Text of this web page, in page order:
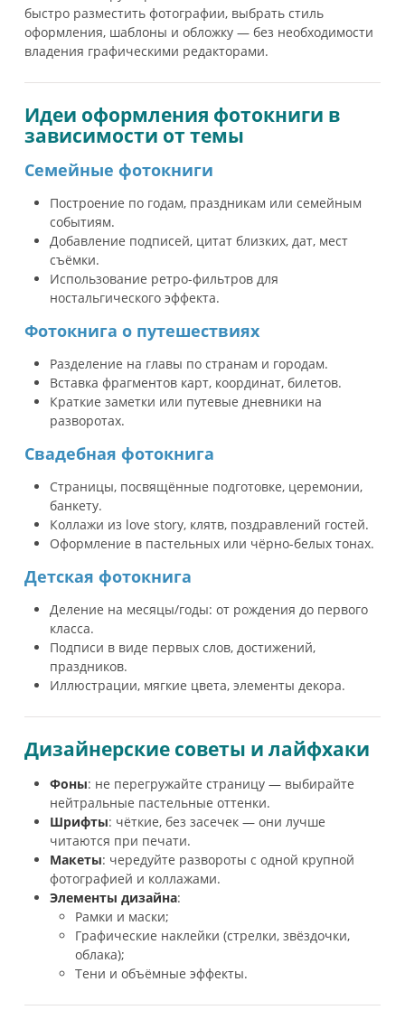
быстро разместить фотографии, выбрать стиль
оформления, шаблоны и обложку — без необходимости
владения графическими редакторами.
Идеи оформления фотокниги в
зависимости от темы
Семейные фотокниги
Построение по годам, праздникам или семейным
событиям.
Добавление подписей, цитат близких, дат, мест
съёмки.
Использование ретро-фильтров для
ностальгического эффекта.
Фотокнига о путешествиях
Разделение на главы по странам и городам.
Вставка фрагментов карт, координат, билетов.
Краткие заметки или путевые дневники на
разворотах.
Свадебная фотокнига
Страницы, посвящённые подготовке, церемонии,
банкету.
Коллажи из love story, клятв, поздравлений гостей.
Оформление в пастельных или чёрно-белых тонах.
Детская фотокнига
Деление на месяцы/годы: от рождения до первого
класса.
Подписи в виде первых слов, достижений,
праздников.
Иллюстрации, мягкие цвета, элементы декора.
Дизайнерские советы и лайфхаки
Фоны: не перегружайте страницу — выбирайте
нейтральные пастельные оттенки.
Шрифты: чёткие, без засечек — они лучше
читаются при печати.
Макеты: чередуйте развороты с одной крупной
фотографией и коллажами.
Элементы дизайна:
Рамки и маски;
Графические наклейки (стрелки, звёздочки,
облака);
Тени и объёмные эффекты.